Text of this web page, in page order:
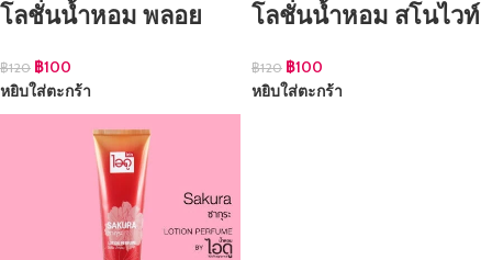
โลชั่นน้ำหอม พลอย
฿120 ฿100
หยิบใส่ตะกร้า
โลชั่นน้ำหอม สโนไวท์
฿120 ฿100
หยิบใส่ตะกร้า